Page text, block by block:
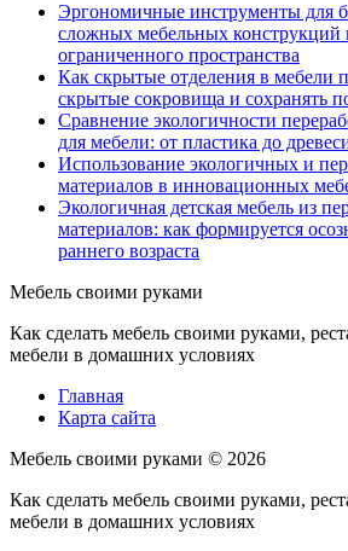
Эргономичные инструменты для
сложных мебельных конструкций
ограниченного пространства
Как скрытые отделения в мебели
скрытые сокровища и сохранять
Сравнение экологичности
для мебели: от пластика до
Использование экологичных и
материалов в инновационных
Экологичная детская мебель из
материалов: как формируется
раннего возраста
Мебель своими руками
Как сделать мебель своими руками,
мебели в домашних условиях
Главная
Карта сайта
Мебель своими руками © 2026
Как сделать мебель своими руками,
мебели в домашних условиях